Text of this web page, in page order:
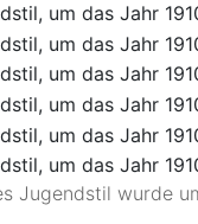
Jugendstil wurde